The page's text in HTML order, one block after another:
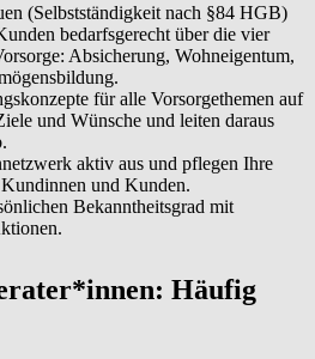
(Selbstständigkeit nach §84 HGB)
bedarfsgerecht über die vier
Absicherung, Wohneigentum,
für alle Vorsorgethemen auf
und Wünsche und leiten daraus
aktiv aus und pflegen Ihre
und Kunden.
Bekanntheitsgrad mit
Häufig